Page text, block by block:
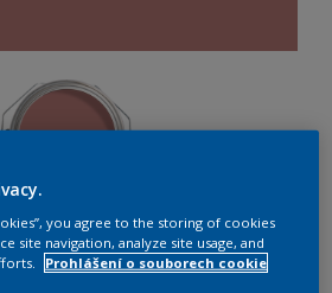
v tomto odstínu
you agree to the storing of cookies
site navigation, analyze site usage, and
Prohlášení o souborech cookie